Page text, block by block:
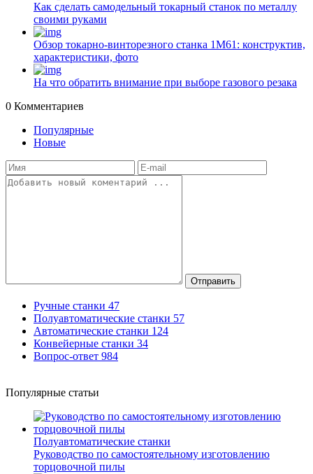
Как сделать самодельный токарный станок по металлу
своими руками
Обзор токарно-винторезного станка 1М61: конструктив,
характеристики, фото
На что обратить внимание при выборе газового резака
0 Комментариев
Популярные
Новые
Отправить
Ручные станки 47
Полуавтоматические станки 57
Автоматические станки 124
Конвейерные станки 34
Вопрос-ответ 984
Популярные статьи
Полуавтоматические станки
Руководство по самостоятельному изготовлению
торцовочной пилы